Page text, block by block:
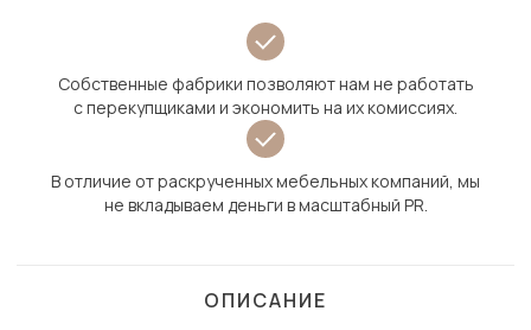
Собственные фабрики позволяют нам не работать
с перекупщиками и экономить на их комиссиях.
В отличие от раскрученных мебельных компаний, мы
не вкладываем деньги в масштабный PR.
ОПИСАНИЕ